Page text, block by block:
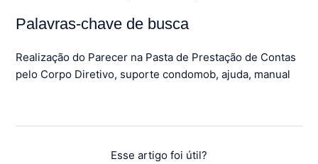
Palavras-chave de busca
Realização do Parecer na Pasta de Prestação de Contas
pelo Corpo Diretivo, suporte condomob, ajuda, manual
Esse artigo foi útil?